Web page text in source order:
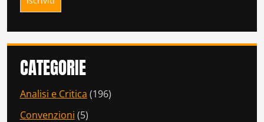
CATEGORIE
Analisi e Critica (196)
Convenzioni (5)